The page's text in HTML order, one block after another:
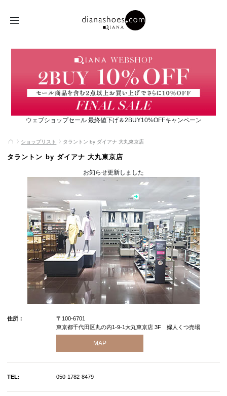
ウェブショップセール 最終値下げ＆2BUY10%OFFキャンペーン
ショップリスト タラントン by ダイアナ 大丸東京店
タラントン by ダイアナ 大丸東京店
お知らせ更新しました
住所：
〒100-6701
東京都千代田区丸の内1-9-1大丸東京店 3F 婦人くつ売場
MAP
TEL: 050-1782-8479